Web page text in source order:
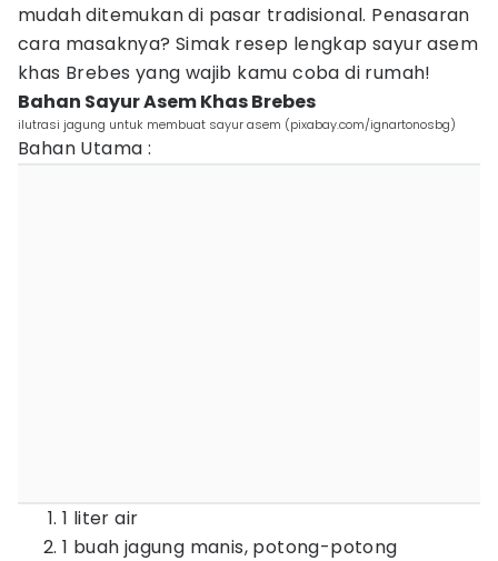
mudah ditemukan di pasar tradisional. Penasaran
cara masaknya? Simak resep lengkap sayur asem
khas Brebes yang wajib kamu coba di rumah!
Bahan Sayur Asem Khas Brebes
ilutrasi jagung untuk membuat sayur asem (pixabay.com/ignartonosbg)
Bahan Utama :
1 liter air
1 buah jagung manis, potong-potong